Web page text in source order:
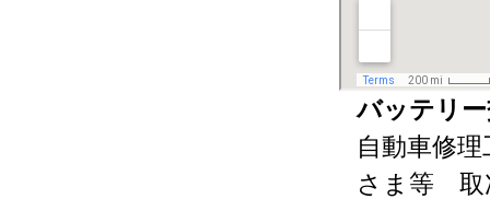
バッテリ
自動車修
さま等 取